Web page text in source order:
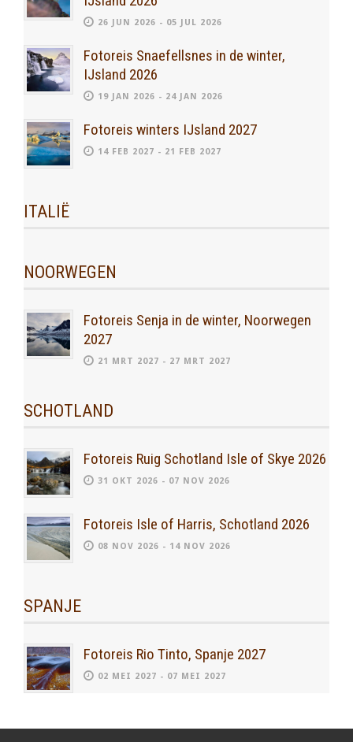
26 JUN 2026 - 05 JUL 2026
Fotoreis Snaefellsnes in de winter,
IJsland 2026
19 JAN 2026 - 24 JAN 2026
Fotoreis winters IJsland 2027
14 FEB 2027 - 21 FEB 2027
ITALIË
NOORWEGEN
Fotoreis Senja in de winter, Noorwegen
2027
21 MRT 2027 - 27 MRT 2027
SCHOTLAND
Fotoreis Ruig Schotland Isle of Skye 2026
31 OKT 2026 - 07 NOV 2026
Fotoreis Isle of Harris, Schotland 2026
08 NOV 2026 - 14 NOV 2026
SPANJE
Fotoreis Rio Tinto, Spanje 2027
02 MEI 2027 - 07 MEI 2027